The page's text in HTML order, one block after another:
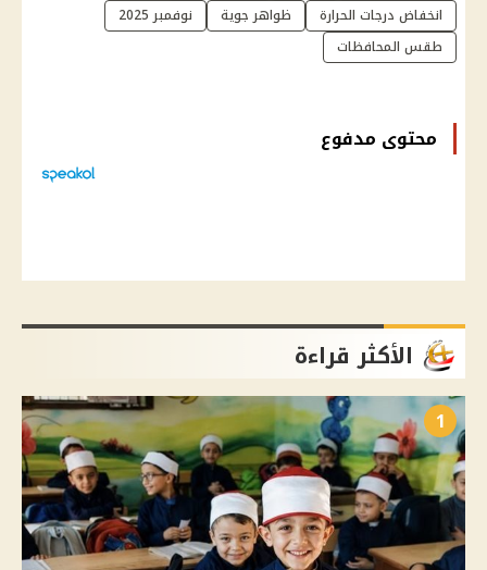
انخفاض درجات الحرارة
ظواهر جوية
نوفمبر 2025
طقس المحافظات
محتوى مدفوع
الأكثر قراءة
1